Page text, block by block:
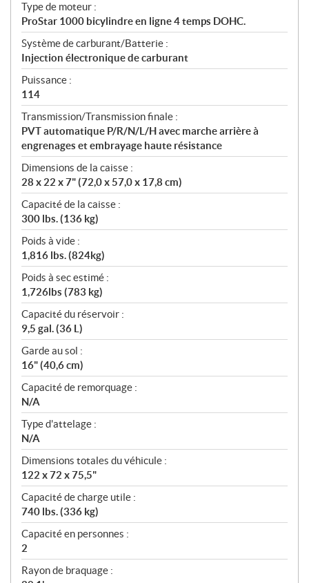
Type de moteur :
ProStar 1000 bicylindre en ligne 4 temps DOHC.
Système de carburant/Batterie :
Injection électronique de carburant
Puissance :
114
Transmission/Transmission finale :
PVT automatique P/R/N/L/H avec marche arrière à
engrenages et embrayage haute résistance
Dimensions de la caisse :
28 x 22 x 7" (72,0 x 57,0 x 17,8 cm)
Capacité de la caisse :
300 lbs. (136 kg)
Poids à vide :
1,816 lbs. (824kg)
Poids à sec estimé :
1,726lbs (783 kg)
Capacité du réservoir :
9,5 gal. (36 L)
Garde au sol :
16" (40,6 cm)
Capacité de remorquage :
N/A
Type d'attelage :
N/A
Dimensions totales du véhicule :
122 x 72 x 75,5"
Capacité de charge utile :
740 lbs. (336 kg)
Capacité en personnes :
2
Rayon de braquage :